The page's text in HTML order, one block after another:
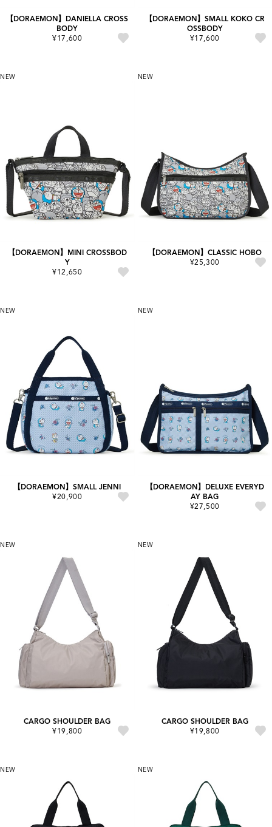
【DORAEMON】DANIELLA CROSS
BODY
¥17,600
【DORAEMON】SMALL KOKO CR
OSSBODY
¥17,600
NEW
【DORAEMON】MINI CROSSBOD
Y
¥12,650
NEW
【DORAEMON】CLASSIC HOBO
¥25,300
NEW
【DORAEMON】SMALL JENNI
¥20,900
NEW
【DORAEMON】DELUXE EVERYD
AY BAG
¥27,500
NEW
CARGO SHOULDER BAG
¥19,800
NEW
CARGO SHOULDER BAG
¥19,800
NEW NEW